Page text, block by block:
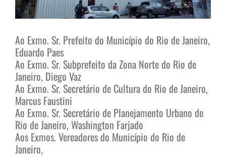
Ao Exmo. Sr. Prefeito do Município do Rio de Janeiro,
Eduardo Paes
Ao Exmo. Sr. Subprefeito da Zona Norte do Rio de
Janeiro, Diego Vaz
Ao Exmo. Sr. Secretário de Cultura do Rio de Janeiro,
Marcus Faustini
Ao Exmo. Sr. Secretário de Planejamento Urbano do
Rio de Janeiro, Washington Farjado
Aos Exmos. Vereadores do Município do Rio de
Janeiro,